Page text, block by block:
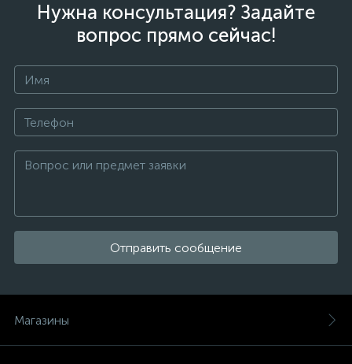
Нужна консультация? Задайте
вопрос прямо сейчас!
Отправить сообщение
Магазины